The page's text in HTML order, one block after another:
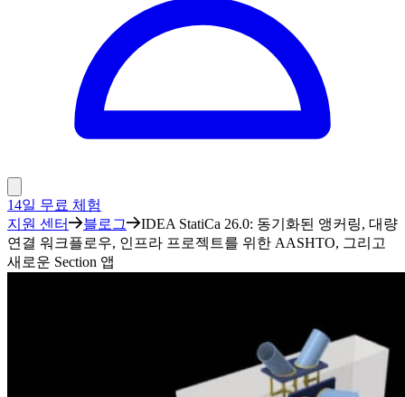
14일 무료 체험
지원 센터
블로그
IDEA StatiCa 26.0: 동기화된 앵커링, 대량
연결 워크플로우, 인프라 프로젝트를 위한 AASHTO, 그리고
새로운 Section 앱